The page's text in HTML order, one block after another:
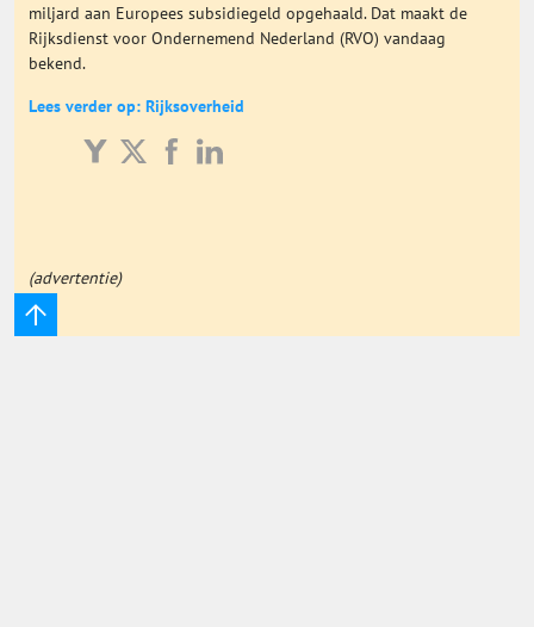
Onderwijs Totaal
Basisonderwijs
Hoger Onderwijs
miljard aan Europees subsidiegeld opgehaald. Dat maakt de
Rijksdienst voor Ondernemend Nederland (RVO) vandaag
bekend.
Lees verder op: Rijksoverheid
(advertentie)